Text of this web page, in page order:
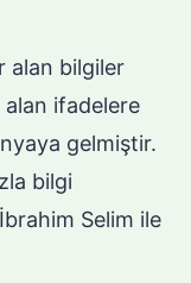
alan bilgiler
alan ifadelere
gelmiştir.
bilgi
Selim ile